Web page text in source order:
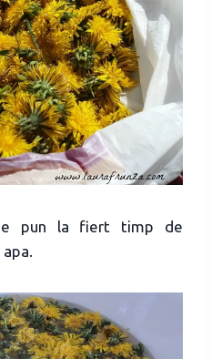
pun la fiert timp de